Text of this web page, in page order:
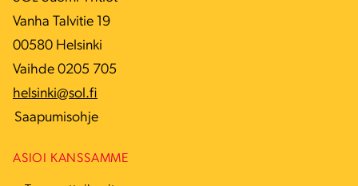
Vanha Talvitie 19
00580 Helsinki
Vaihde 0205 705
helsinki@sol.fi
Saapumisohje
ASIOI KANSSAMME